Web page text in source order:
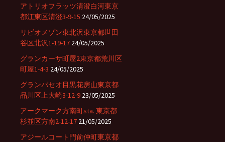
アトリオフラッツ清澄白河東京
都江東区清澄3-9-15 24/05/2025
リビオメゾン東北沢東京都世田
谷区北沢1-19-17 24/05/2025
グランカーサ町屋2東京都荒川区
町屋1-4-3 24/05/2025
グランパセオ目黒花房山東京都
品川区上大崎3-12-9 23/05/2025
アークマーク方南町sta. 東京都
杉並区方南2-12-17 21/05/2025
アジールコート門前仲町東京都